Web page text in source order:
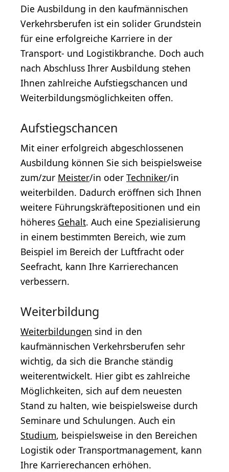
Die Ausbildung in den kaufmännischen
Verkehrsberufen ist ein solider Grundstein
für eine erfolgreiche Karriere in der
Transport- und Logistikbranche. Doch auch
nach Abschluss Ihrer Ausbildung stehen
Ihnen zahlreiche Aufstiegschancen und
Weiterbildungsmöglichkeiten offen.
Aufstiegschancen
Mit einer erfolgreich abgeschlossenen
Ausbildung können Sie sich beispielsweise
zum/zur Meister/in oder Techniker/in
weiterbilden. Dadurch eröffnen sich Ihnen
weitere Führungskräftepositionen und ein
höheres Gehalt. Auch eine Spezialisierung
in einem bestimmten Bereich, wie zum
Beispiel im Bereich der Luftfracht oder
Seefracht, kann Ihre Karrierechancen
verbessern.
Weiterbildung
Weiterbildungen sind in den
kaufmännischen Verkehrsberufen sehr
wichtig, da sich die Branche ständig
weiterentwickelt. Hier gibt es zahlreiche
Möglichkeiten, sich auf dem neuesten
Stand zu halten, wie beispielsweise durch
Seminare und Schulungen. Auch ein
Studium, beispielsweise in den Bereichen
Logistik oder Transportmanagement, kann
Ihre Karrierechancen erhöhen.